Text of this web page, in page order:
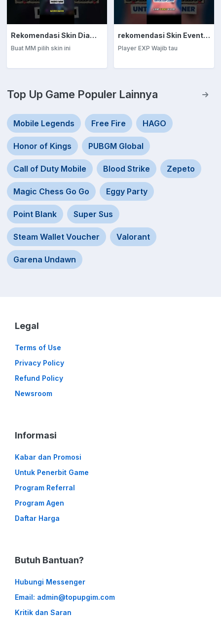
Rekomendasi Skin Diamond Kuning: Marksman
Buat MM pilih skin ini
rekomendasi Skin Event Diamond Kuning: EXP Laner
Player EXP Wajib tau
Top Up Game Populer Lainnya
Mobile Legends Free Fire HAGO
Honor of Kings PUBGM Global
Call of Duty Mobile Blood Strike Zepeto
Magic Chess Go Go Eggy Party
Point Blank Super Sus
Steam Wallet Voucher Valorant
Garena Undawn
Legal
Terms of Use
Privacy Policy
Refund Policy
Newsroom
Informasi
Kabar dan Promosi
Untuk Penerbit Game
Program Referral
Program Agen
Daftar Harga
Butuh Bantuan?
Hubungi Messenger
Email: admin@topupgim.com
Kritik dan Saran